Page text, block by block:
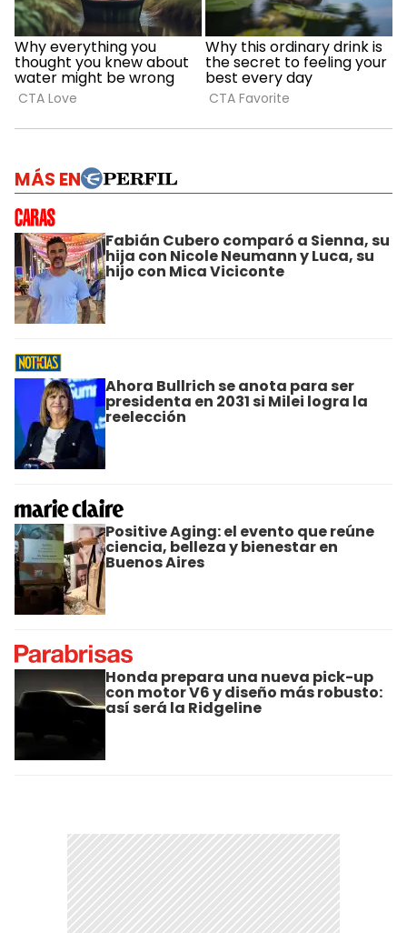
MÁS EN
Fabián Cubero comparó a Sienna, su
hija con Nicole Neumann y Luca, su
hijo con Mica Viciconte
Ahora Bullrich se anota para ser
presidenta en 2031 si Milei logra la
reelección
Positive Aging: el evento que reúne
ciencia, belleza y bienestar en
Buenos Aires
Honda prepara una nueva pick-up
con motor V6 y diseño más robusto:
así será la Ridgeline